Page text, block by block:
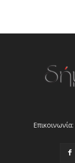
Επικοινωνία: